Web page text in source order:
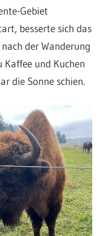
Gebiet
besserte sich das
der Wanderung
Kaffee und Kuchen
die Sonne schien.